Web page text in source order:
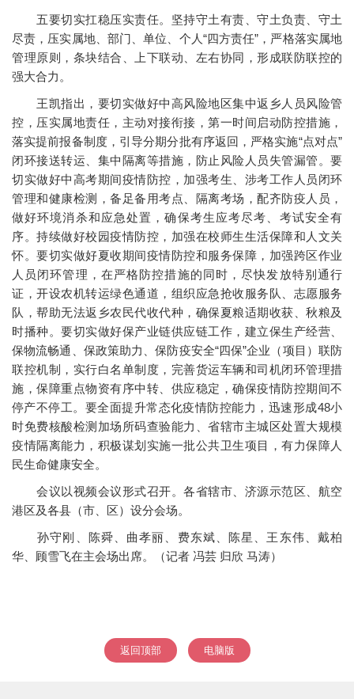
五要切实扛稳压实责任。坚持守土有责、守土负责、守土
尽责，压实属地、部门、单位、个人“四方责任”，严格落实属地
管理原则，条块结合、上下联动、左右协同，形成联防联控的
强大合力。
王凯指出，要切实做好中高风险地区集中返乡人员风险管
控，压实属地责任，主动对接衔接，第一时间启动防控措施，
落实提前报备制度，引导分期分批有序返回，严格实施“点对点”
闭环接送转运、集中隔离等措施，防止风险人员失管漏管。要
切实做好中高考期间疫情防控，加强考生、涉考工作人员闭环
管理和健康检测，备足备用考点、隔离考场，配齐防疫人员，
做好环境消杀和应急处置，确保考生应考尽考、考试安全有
序。持续做好校园疫情防控，加强在校师生生活保障和人文关
怀。要切实做好夏收期间疫情防控和服务保障，加强跨区作业
人员闭环管理，在严格防控措施的同时，尽快发放特别通行
证，开设农机转运绿色通道，组织应急抢收服务队、志愿服务
队，帮助无法返乡农民代收代种，确保夏粮适期收获、秋粮及
时播种。要切实做好保产业链供应链工作，建立保生产经营、
保物流畅通、保政策助力、保防疫安全“四保”企业（项目）联防
联控机制，实行白名单制度，完善货运车辆和司机闭环管理措
施，保障重点物资有序中转、供应稳定，确保疫情防控期间不
停产不停工。要全面提升常态化疫情防控能力，迅速形成48小
时免费核酸检测加场所码查验能力、省辖市主城区处置大规模
疫情隔离能力，积极谋划实施一批公共卫生项目，有力保障人
民生命健康安全。
会议以视频会议形式召开。各省辖市、济源示范区、航空
港区及各县（市、区）设分会场。
孙守刚、陈舜、曲孝丽、费东斌、陈星、王东伟、戴柏
华、顾雪飞在主会场出席。（记者 冯芸 归欣 马涛）
返回顶部 电脑版